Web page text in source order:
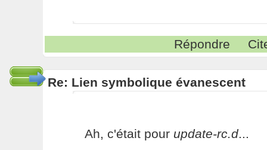
Répondre
Re: Lien symbolique évanescent
Ah, c'était pour update-rc.d...